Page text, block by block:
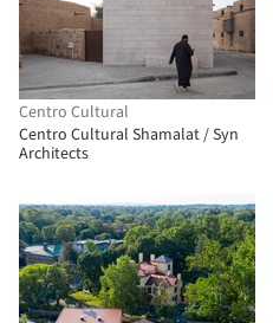
Centro Cultural
Centro Cultural Shamalat / Syn
Architects